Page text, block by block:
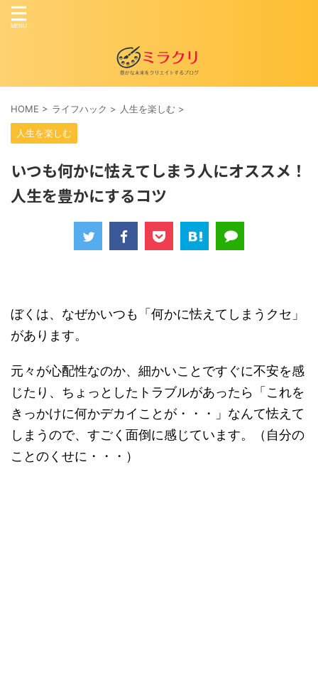
HOME > ライフハック > 人生を楽しむ >
人生を楽しむ
いつも何かに怯えてしまう人にオススメ！
人生を豊かにするコツ
ぼくは、なぜかいつも「何かに怯えてしまうクセ」
があります。
元々が心配性なのか、細かいことですぐに不安を感
じたり、ちょっとしたトラブルがあったら「これを
きっかけに何かデカイことが・・・」なんて怯えて
しまうので、すごく面倒に感じています。（自分の
ことのくせに・・・）